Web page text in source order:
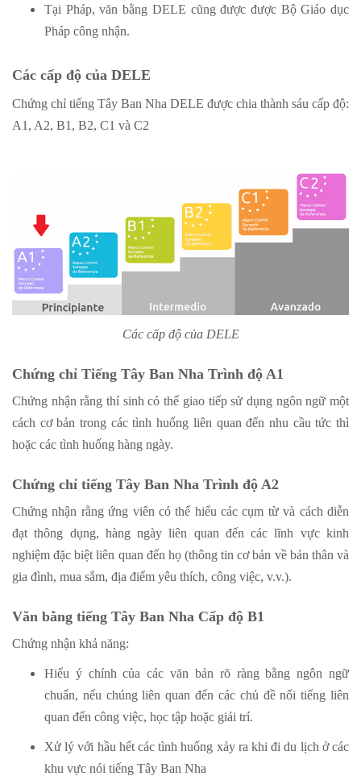
Tại Pháp, văn bằng DELE cũng được được Bộ Giáo dục
Pháp công nhận.
Các cấp độ của DELE
Chứng chỉ tiếng Tây Ban Nha DELE được chia thành sáu cấp độ:
A1, A2, B1, B2, C1 và C2
Các cấp độ của DELE
Chứng chỉ Tiếng Tây Ban Nha Trình độ A1
Chứng nhận rằng thí sinh có thể giao tiếp sử dụng ngôn ngữ một
cách cơ bản trong các tình huống liên quan đến nhu cầu tức thì
hoặc các tình huống hàng ngày.
Chứng chỉ tiếng Tây Ban Nha Trình độ A2
Chứng nhận rằng ứng viên có thể hiểu các cụm từ và cách diễn
đạt thông dụng, hàng ngày liên quan đến các lĩnh vực kinh
nghiệm đặc biệt liên quan đến họ (thông tin cơ bản về bản thân và
gia đình, mua sắm, địa điểm yêu thích, công việc, v.v.).
Văn bằng tiếng Tây Ban Nha Cấp độ B1
Chứng nhận khả năng:
Hiểu ý chính của các văn bản rõ ràng bằng ngôn ngữ
chuẩn, nếu chúng liên quan đến các chủ đề nổi tiếng liên
quan đến công việc, học tập hoặc giải trí.
Xử lý với hầu hết các tình huống xảy ra khi đi du lịch ở các
khu vực nói tiếng Tây Ban Nha